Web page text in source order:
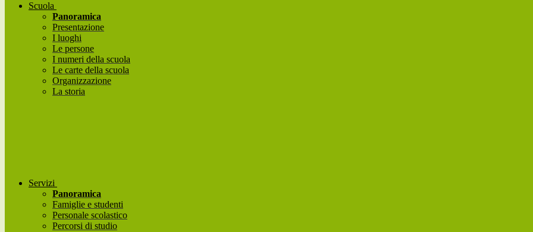
Scuola
Panoramica
Presentazione
I luoghi
Le persone
I numeri della scuola
Le carte della scuola
Organizzazione
La storia
Servizi
Panoramica
Famiglie e studenti
Personale scolastico
Percorsi di studio